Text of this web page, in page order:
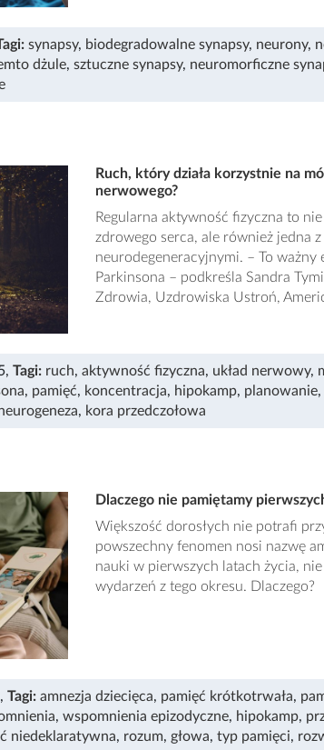
synapsy, biodegradowalne synapsy, neurony,
dżule, sztuczne synapsy, neuromorficzne
Ruch, który działa korzystnie na
nerwowego?
Regularna aktywność fizyczna to
zdrowego serca, ale również jedna
neurodegeneracyjnymi. – To
Parkinsona – podkreśla Sandra
Zdrowia, Uzdrowiska Ustroń,
, Tagi: ruch, aktywność fizyczna, układ nerwowy,
, pamięć, koncentracja, hipokamp, planowanie,
, kora przedczołowa
Dlaczego nie pamiętamy
Większość dorosłych nie potrafi
powszechny fenomen nosi nazwę
nauki w pierwszych latach życia,
wydarzeń z tego okresu. Dlaczego?
, Tagi: amnezja dziecięca, pamięć krótkotrwała,
, wspomnienia epizodyczne, hipokamp,
niedeklaratywna, rozum, głowa, typ pamięci,